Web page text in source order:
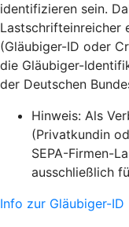
identifizieren sein.
Lastschrifteinreicher
(Gläubiger-ID oder
die Gläubiger-
der Deutschen
Hinweis: Als
(Privatkundin
SEPA-Firmen-
ausschließlich
Info zur Gläubiger-ID